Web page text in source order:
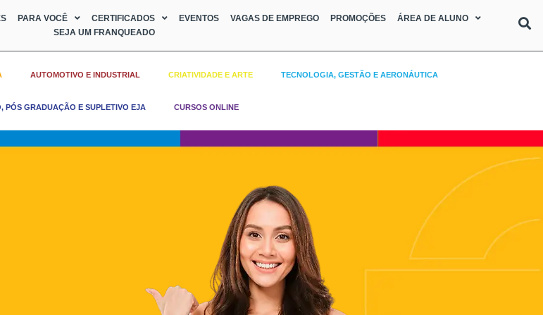
PARA VOCÊ CERTIFICADOS EVENTOS VAGAS DE EMPREGO PROMOÇÕES
ÁREA DE ALUNO
SEJA UM FRANQUEADO
AUTOMOTIVO E INDUSTRIAL CRIATIVIDADE E ARTE TECNOLOGIA, GESTÃO E AERONÁUTICA
PÓS GRADUAÇÃO E SUPLETIVO EJA CURSOS ONLINE